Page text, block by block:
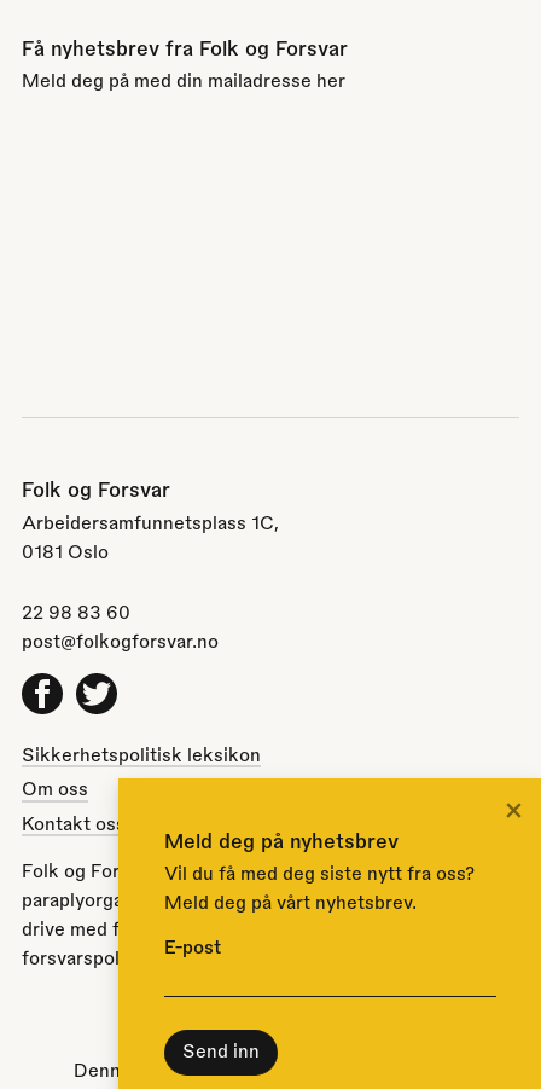
Få nyhetsbrev fra Folk og Forsvar
Meld deg på med din mailadresse her
Folk og Forsvar
Arbeidersamfunnetsplass 1C,
0181 Oslo
22 98 83 60
post@folkogforsvar.no
Facebook
Twitter
Sikkerhetspolitisk leksikon
Om oss
Kontakt oss
Folk og Forsvar er en partipolitisk nøytral
paraplyorganisasjon opprettet av Stortinget i 1951 for å
drive med folkeopplysning om norsk sikkerhets- og
forsvarspolitikk.
Denne nettsiden bruker
Meld deg på nyhetsbrev
Vil du få med deg siste nytt fra oss?
Meld deg på vårt nyhetsbrev.
E-post
×